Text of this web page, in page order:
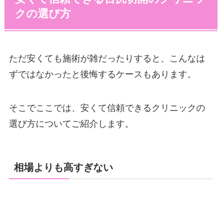
クの選び方
ただ安くても施術が雑だったりすると、こんなは
ずではなかったと後悔するケースもあります。
そこでここでは、安くて信頼できるクリニックの
選び方についてご紹介します。
相場よりも高すぎない